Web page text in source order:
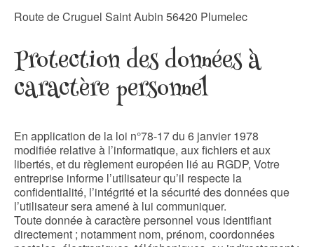
Route de Cruguel Saint Aubin 56420 Plumelec
Protection des données à
caractère personnel
En application de la loi n°78-17 du 6 janvier 1978
modifiée relative à l’informatique, aux fichiers et aux
libertés, et du règlement européen lié au RGDP, Votre
entreprise informe l’utilisateur qu’il respecte la
confidentialité, l’intégrité et la sécurité des données que
l’utilisateur sera amené à lui communiquer.
Toute donnée à caractère personnel vous identifiant
directement ; notamment nom, prénom, coordonnées